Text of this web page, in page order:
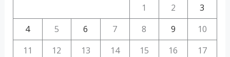
1 2
3
4
5 6 7 8 9
10
11
12 13 14 15 16
17